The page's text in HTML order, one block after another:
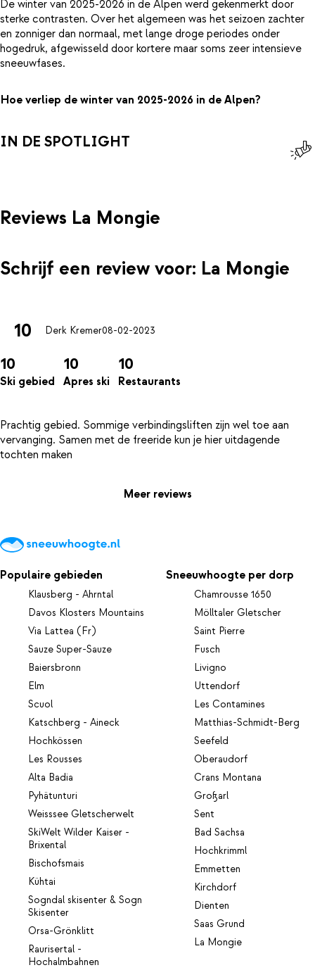
De winter van 2025-2026 in de Alpen werd gekenmerkt door
sterke contrasten. Over het algemeen was het seizoen zachter
en zonniger dan normaal, met lange droge periodes onder
hogedruk, afgewisseld door kortere maar soms zeer intensieve
sneeuwfases.
Hoe verliep de winter van 2025-2026 in de Alpen?
IN DE SPOTLIGHT
Reviews La Mongie
Schrijf een review voor: La Mongie
10 Derk Kremer08-02-2023
10
Ski gebied
10
Apres ski
10
Restaurants
Prachtig gebied. Sommige verbindingsliften zijn wel toe aan
vervanging. Samen met de freeride kun je hier uitdagende
Meer reviews
Populaire gebieden
Klausberg - Ahrntal
Davos Klosters Mountains
Via Lattea (Fr)
Sauze Super-Sauze
Baiersbronn
Elm
Scuol
Katschberg - Aineck
Hochkössen
Les Rousses
Alta Badia
Pyhätunturi
Weisssee Gletscherwelt
SkiWelt Wilder Kaiser -
Brixental
Bischofsmais
Kühtai
Sogndal skisenter & Sogn
Skisenter
Orsa-Grönklitt
Raurisertal -
Hochalmbahnen
Sneeuwhoogte per dorp
Chamrousse 1650
Mölltaler Gletscher
Saint Pierre
Fusch
Livigno
Uttendorf
Les Contamines
Matthias-Schmidt-Berg
Seefeld
Oberaudorf
Crans Montana
Großarl
Sent
Bad Sachsa
Hochkrimml
Emmetten
Kirchdorf
Dienten
Saas Grund
La Mongie